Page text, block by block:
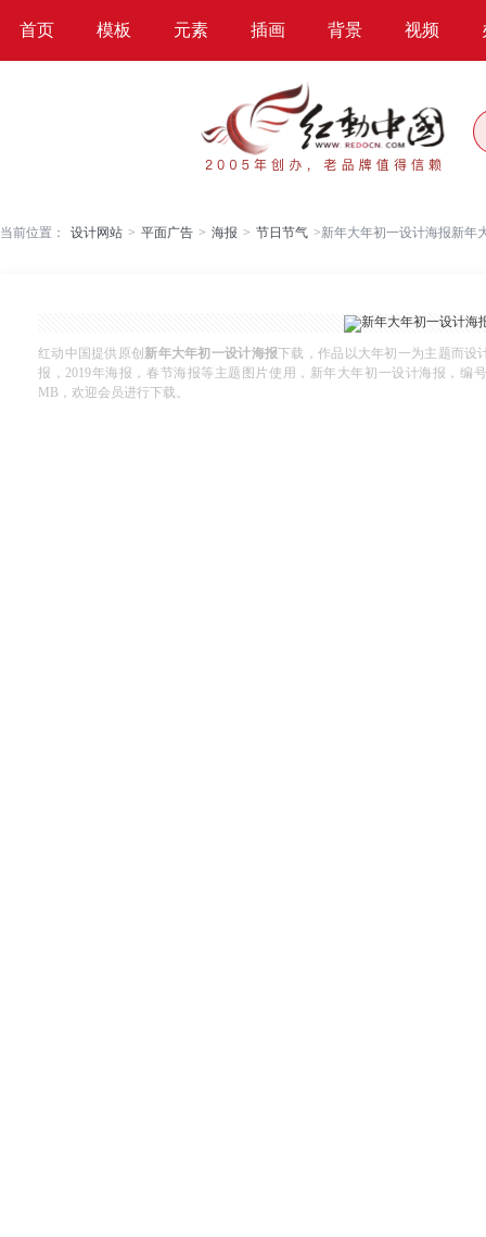
首页 模板 元素 插画 背景 视频
当前位置： 设计网站 > 平面广告 > 海报 > 节日节气 >新年大年初一设计海报新年
红动中国提供原创 新年大年初一设计海报下载，作品以大年初一为主题而设
报，2019年海报，春节海报等主题图片使用，新年大年初一设计海报，编号
MB，欢迎会员进行下载。